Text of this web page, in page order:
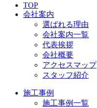
TOP
会社案内
選ばれる理由
会社案内一覧
代表挨拶
会社概要
アクセスマップ
スタッフ紹介
施工事例
施工事例一覧